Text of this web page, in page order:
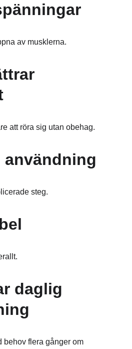
av musklerna.
att röra sig utan obehag.
användning
steg.
daglig
behov flera gånger om